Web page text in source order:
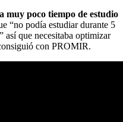
muy poco tiempo de estudio
“no podía estudiar durante 5
así que necesitaba optimizar
con PROMIR.